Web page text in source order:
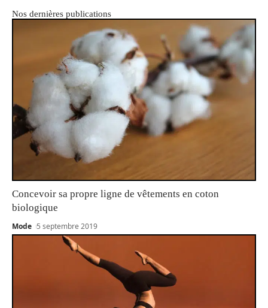
Nos dernières publications
Concevoir sa propre ligne de vêtements en coton
biologique
Mode 5 septembre 2019